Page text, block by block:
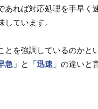
あれば対応処理を手早く
しています。
とを強調しているのかと
急」 と 「迅速」 の違いと